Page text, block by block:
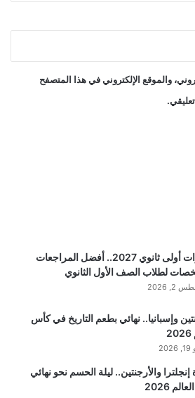
والموقع الإلكتروني في هذا المتصفح
مذكرات أولى ثانوي 2027.. أفضل المراجعات
لطلاب الصف الأول الثانوي
2026
وإسبانيا.. نهائي بطعم التاريخ في كأس
إنجلترا والأرجنتين.. ليلة الحسم نحو نهائي
2026